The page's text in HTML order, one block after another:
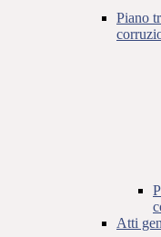
Piano
Atti